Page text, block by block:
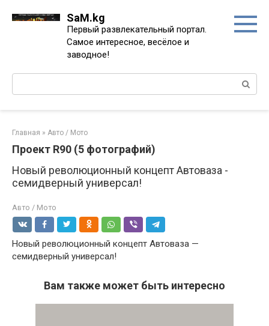
SaM.kg
Первый развлекательный портал.
Самое интересное, весёлое и
заводное!
Поиск:
Главная » Авто / Мото
Проект R90 (5 фотографий)
Новый революционный концепт Автоваза -
семидверный универсал!
Авто / Мото
Новый революционный концепт Автоваза —
семидверный универсал!
Вам также может быть интересно